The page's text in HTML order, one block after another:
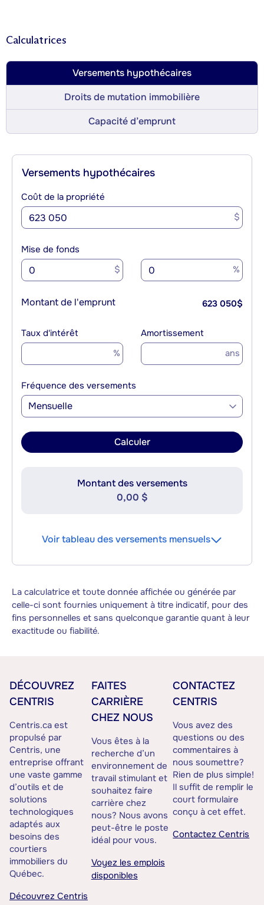
Calculatrices
Versements hypothécaires
Droits de mutation immobilière
Capacité d’emprunt
Versements hypothécaires
Coût de la propriété
$
Mise de fonds
$ %
Montant de l'emprunt 623 050$
Taux d'intérêt
%
Amortissement
ans
Fréquence des versements
Mensuelle
Calculer
Montant des versements
0,00 $
Voir tableau des versements mensuels
La calculatrice et toute donnée affichée ou générée par
celle-ci sont fournies uniquement à titre indicatif, pour des
fins personnelles et sans quelconque garantie quant à leur
exactitude ou fiabilité.
DÉCOUVREZ
CENTRIS
Centris.ca est
propulsé par
Centris, une
entreprise offrant
une vaste gamme
d’outils et de
solutions
technologiques
adaptés aux
besoins des
courtiers
immobiliers du
Québec.
Découvrez Centris
FAITES
CARRIÈRE
CHEZ NOUS
Vous êtes à la
recherche d’un
environnement de
travail stimulant et
souhaitez faire
carrière chez
nous? Nous avons
peut-être le poste
idéal pour vous.
Voyez les emplois
disponibles
CONTACTEZ
CENTRIS
Vous avez des
questions ou des
commentaires à
nous soumettre?
Rien de plus simple!
Il suffit de remplir le
court formulaire
conçu à cet effet.
Contactez Centris